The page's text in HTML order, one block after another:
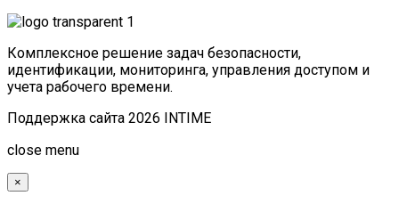
Комплексное решение задач безопасности,
идентификации, мониторинга, управления доступом и
учета рабочего времени.
Поддержка сайта 2026 INTIME
close menu
×